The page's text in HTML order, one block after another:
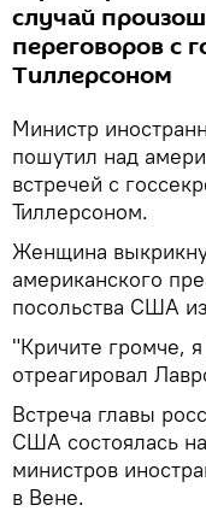
случай
переговоров с
Тиллерсоном
Министр
пошутил над
встречей с
Тиллерсоном.
Женщина
американского
посольства США
"Кричите громче,
отреагировал
Встреча главы
США состоялась
министров
в Вене.